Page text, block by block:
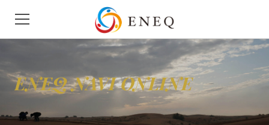
ENEQ NAVI ONLINE
会社概要
ニュース